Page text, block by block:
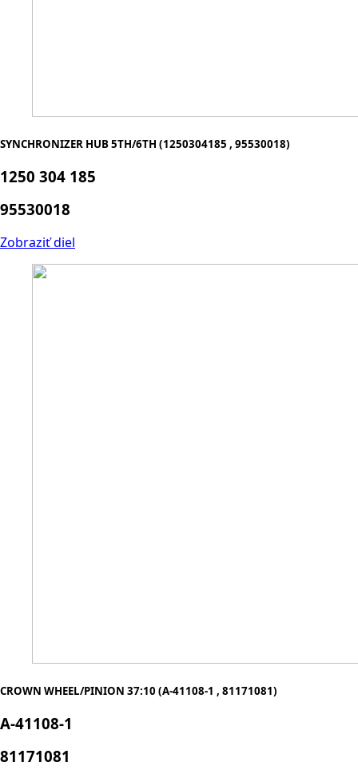
SYNCHRONIZER HUB 5TH/6TH (1250304185 , 95530018)
1250 304 185
95530018
Zobraziť diel
CROWN WHEEL/PINION 37:10 (A-41108-1 , 81171081)
A-41108-1
81171081